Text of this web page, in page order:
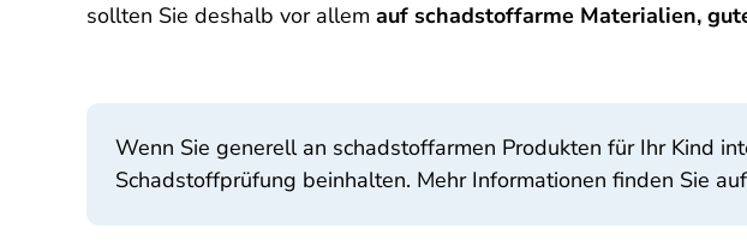
sollten Sie deshalb vor allem auf schadstoffarme Materialien,
Wenn Sie generell an schadstoffarmen Produkten für Ihr Kind
Schadstoffprüfung beinhalten. Mehr Informationen finden Sie